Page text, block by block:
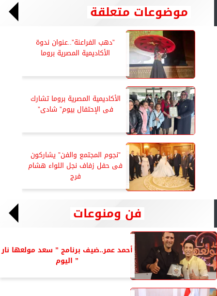
موضوعات متعلقة
”دهب الفراعنة”..عنوان ندوة
الأكاديمية المصرية بروما
الأكاديمية المصرية بروما تشارك
فى الإحتفال بيوم” شادى”
”نجوم المجتمع والفن” يشاركون
فى حفل زفاف نجل اللواء هشام
فرج
فن ومنوعات
أحمد عمر..ضيف برنامج ” سعد مولعها نار
” اليوم